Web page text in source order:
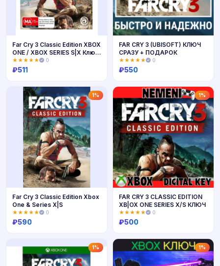
Купить
Far Cry 3 Classic Edition XBOX
ONE / XBOX SERIES S|X Ключ
🔑
★★★★★ 0
₽511
Купить
FAR CRY 3 (UBISOFT) КЛЮЧ
СРАЗУ + ПОДАРОК
★★★★★ 0
₽550
1%
Купить
Far Cry 3 Classic Edition Xbox
One & Series X|S
★★★★★ 0
₽590
1%
Купить
FAR CRY 3 CLASSIC EDITION
XB|OX ONE SERIES X/S КЛЮЧ
★★★★★ 0
₽500
1% 1%